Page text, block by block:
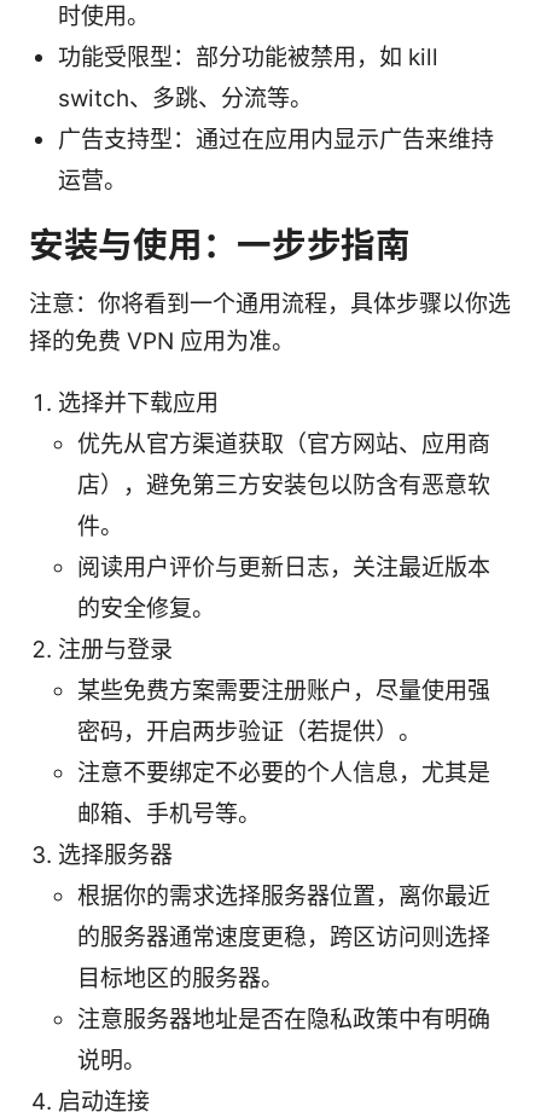
时使用。
功能受限型：部分功能被禁用，如 kill
switch、多跳、分流等。
广告支持型：通过在应用内显示广告来维持
运营。
安装与使用：一步步指南
注意：你将看到一个通用流程，具体步骤以你选
择的免费 VPN 应用为准。
选择并下载应用
优先从官方渠道获取（官方网站、应用商
店），避免第三方安装包以防含有恶意软
件。
阅读用户评价与更新日志，关注最近版本
的安全修复。
注册与登录
某些免费方案需要注册账户，尽量使用强
密码，开启两步验证（若提供）。
注意不要绑定不必要的个人信息，尤其是
邮箱、手机号等。
选择服务器
根据你的需求选择服务器位置，离你最近
的服务器通常速度更稳，跨区访问则选择
目标地区的服务器。
注意服务器地址是否在隐私政策中有明确
说明。
启动连接